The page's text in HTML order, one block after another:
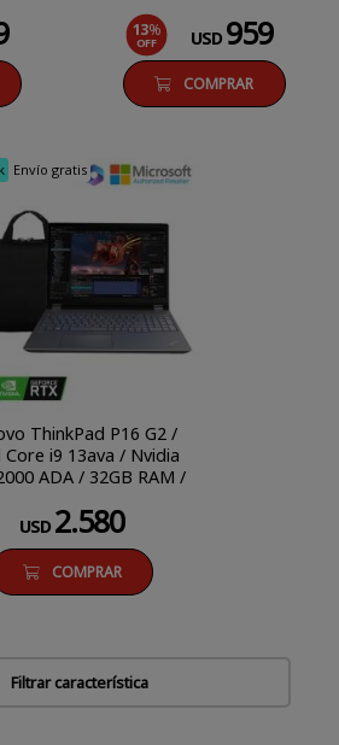
13%
OFF USD 959
COMPRAR
Envío gratis
ThinkPad P16 G2 /
i9 13ava / Nvidia
ADA / 32GB RAM /
Windows 11 Pro
USD 2.580
COMPRAR
Filtrar característica